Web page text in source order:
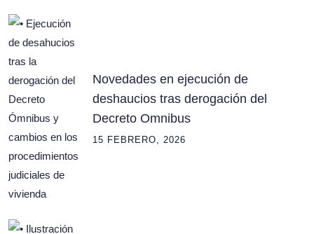
Novedades en ejecución de
deshaucios tras derogación del
Decreto Omnibus
15 FEBRERO, 2026